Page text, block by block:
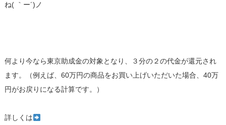
ね( ｀ー´)ノ
何より今なら東京助成金の対象となり、３分の２の代金が還元され
ます。（例えば、60万円の商品をお買い上げいただいた場合、40万
円がお戻りになる計算です。）
詳しくは